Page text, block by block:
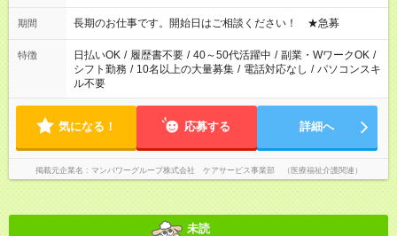
18：00 11：00～20：00 など ※Wワークの場合、他のお仕事と
合わせ週40時間超の就業はご案内できません ※法令に基づき、
派遣法（日雇い派遣の原則禁止）により、短時間・短期間の就
業はご案内が難しい場合があります
期間 長期のお仕事です。開始日はご相談ください！ ★急募
特徴 日払いOK / 履歴書不要 / 40～50代活躍中 / 副業・WワークOK /
シフト勤務 / 10名以上の大量募集 / 電話対応なし / パソコンスキ
ル不要
気になる！ 応募する 詳細へ
掲載元企業名 マンパワーグループ株式会社 ケアサービス事業部 （医療福祉介護関連）
未読